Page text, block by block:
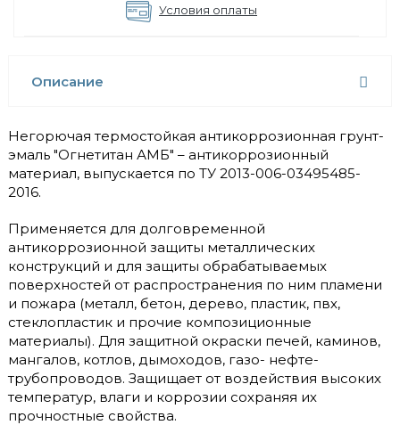
Условия оплаты
Описание
Негорючая термостойкая антикоррозионная грунт-
эмаль "Огнетитан АМБ" – антикоррозионный
материал, выпускается по ТУ 2013-006-03495485-
2016.
Применяется для долговременной
антикоррозионной защиты металлических
конструкций и для защиты обрабатываемых
поверхностей от распространения по ним пламени
и пожара (металл, бетон, дерево, пластик, пвх,
стеклопластик и прочие композиционные
материалы). Для защитной окраски печей, каминов,
мангалов, котлов, дымоходов, газо- нефте-
трубопроводов. Защищает от воздействия высоких
температур, влаги и коррозии сохраняя их
прочностные свойства.